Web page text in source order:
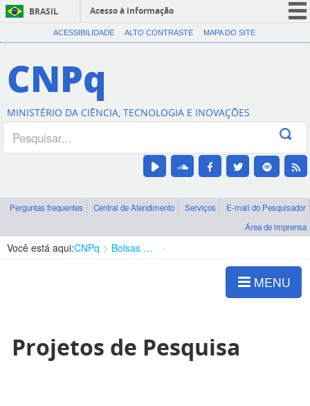
BRASIL
Acesso à informação
CORONAVÍRUS (COVID-19)
Canais
ACESSIBILIDADE ALTO CONTRASTE MAPA DO SITE
CNPq
MINISTÉRIO DA CIÊNCIA, TECNOLOGIA E INOVAÇÕES
Perguntas frequentes Central de Atendimento Serviços
E-mail do Pesquisador
Área de imprensa
Você está aqui:CNPq Bolsas e Auxílios Vigentes
MENU
Projetos de Pesquisa